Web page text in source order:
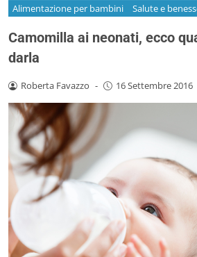
Alimentazione per bambini Salute e
Camomilla ai neonati, ecco
darla
Roberta Favazzo - 16 Settembre 2016